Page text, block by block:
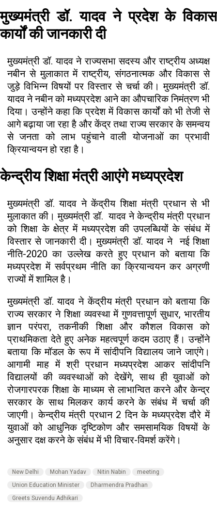
मुख्यमंत्री डॉ. यादव ने प्रदेश के विकास
कार्यों की जानकारी दी
मुख्यमंत्री डॉ. यादव ने राज्यसभा सदस्य और राष्ट्रीय अध्यक्ष
नबीन से मुलाकात में राष्ट्रीय, संगठनात्मक और विकास से
जुड़े विभिन्न विषयों पर विस्तार से चर्चा की। मुख्यमंत्री डॉ.
यादव ने नबीन को मध्यप्रदेश आने का औपचारिक निमंत्रण भी
दिया। उन्होंने कहा कि प्रदेश में विकास कार्यों को भी तेजी से
आगे बढ़ाया जा रहा है और केंद्र तथा राज्य सरकार के समन्वय
से जनता को लाभ पहुंचाने वाली योजनाओं का प्रभावी
क्रियान्वयन हो रहा है।
केन्द्रीय शिक्षा मंत्री आएंगे मध्यप्रदेश
मुख्यमंत्री डॉ. यादव ने केंद्रीय शिक्षा मंत्री प्रधान से भी
मुलाकात की। मुख्यमंत्री डॉ. यादव ने केन्द्रीय मंत्री प्रधान
को शिक्षा के क्षेत्र में मध्यप्रदेश की उपलब्धियों के संबंध में
विस्तार से जानकारी दी। मुख्यमंत्री डॉ. यादव ने नई शिक्षा
नीति-2020 का उल्लेख करते हुए प्रधान को बताया कि
मध्यप्रदेश में सर्वप्रथम नीति का क्रियान्वयन कर अग्रणी
राज्यों में शामिल है।
मुख्यमंत्री डॉ. यादव ने केंद्रीय मंत्री प्रधान को बताया कि
राज्य सरकार ने शिक्षा व्यवस्था में गुणवत्तापूर्ण सुधार, भारतीय
ज्ञान परंपरा, तकनीकी शिक्षा और कौशल विकास को
प्राथमिकता देते हुए अनेक महत्वपूर्ण कदम उठाए हैं। उन्होंने
बताया कि मॉडल के रूप में सांदीपनि विद्यालय जाने जाएंगे।
आगामी माह में श्री प्रधान मध्यप्रदेश आकर सांदीपनि
विद्यालयों की व्यवस्थाओं को देखेंगे, साथ ही युवाओं को
रोजगारपरक शिक्षा के माध्यम से लाभान्वित करने और केन्द्र
सरकार के साथ मिलकर कार्य करने के संबंध में चर्चा की
जाएगी। केन्द्रीय मंत्री प्रधान 2 दिन के मध्यप्रदेश दौरे में
युवाओं को आधुनिक दृष्टिकोण और समसामयिक विषयों के
अनुसार दक्ष करने के संबंध में भी विचार-विमर्श करेंगे।
New Delhi Mohan Yadav Nitin Nabin
meeting
Union Education Minister
Dharmendra Pradhan
Greets Suvendu Adhikari